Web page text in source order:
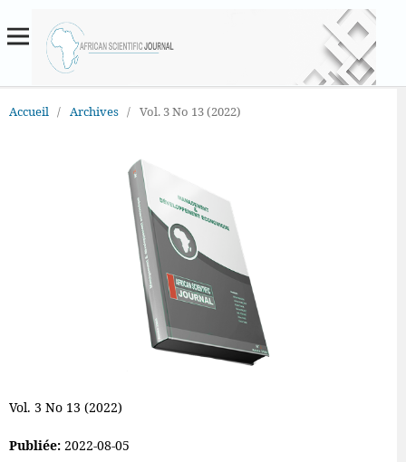
Accueil / Archives / Vol. 3 No 13 (2022)
Vol. 3 No 13 (2022)
Publiée: 2022-08-05